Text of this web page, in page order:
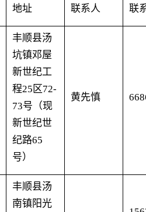
地址 联系人 联
丰顺县汤
坑镇邓屋
新世纪工
程25 区72-
73号（现
新世纪世
纪路65
号）
黄先慎
丰顺县汤
南镇阳光